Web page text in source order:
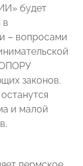
будет
в
– вопросами
законов.
и малой